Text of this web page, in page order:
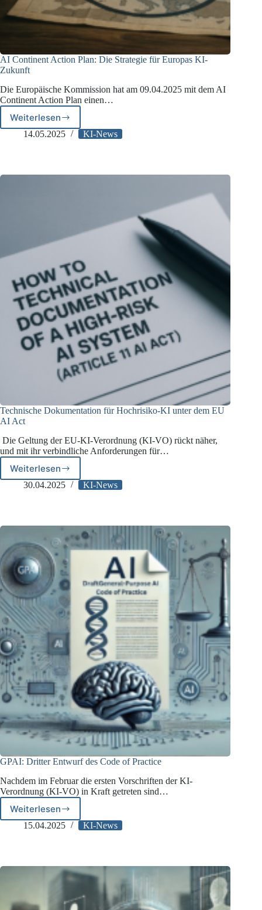
AI Continent Action Plan: Die Strategie für Europas KI-
Zukunft
Die Europäische Kommission hat am 09.04.2025 mit dem AI
Continent Action Plan einen…
Weiterlesen
AI
Continent
Strategie
14.05.2025 KI-News
Technische Dokumentation für Hochrisiko-KI unter dem EU
AI Act
Die Geltung der EU-KI-Verordnung (KI-VO) rückt näher,
und mit ihr verbindliche Anforderungen für…
WeiterlesenTechnische
Dokumentation
unter
dem
EU
AI
Act
30.04.2025 KI-News
GPAI: Dritter Entwurf des Code of Practice
Nachdem im Februar die ersten Vorschriften der KI-
Verordnung (KI-VO) in Kraft getreten sind…
Weiterlesen
GPAI:
Dritter
of
Practice
15.04.2025 KI-News